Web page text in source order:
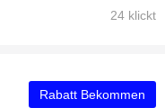
24 klickt
Rabatt Bekommen